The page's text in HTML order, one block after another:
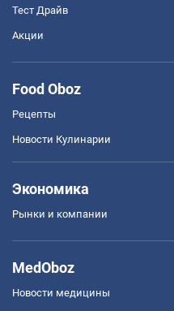
Тест Драйв
Акции
Food Oboz
Рецепты
Новости Кулинарии
Экономика
Рынки и компании
MedOboz
Новости медицины